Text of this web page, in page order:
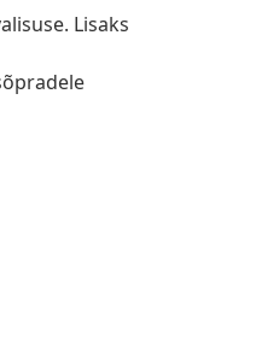
Lisaks